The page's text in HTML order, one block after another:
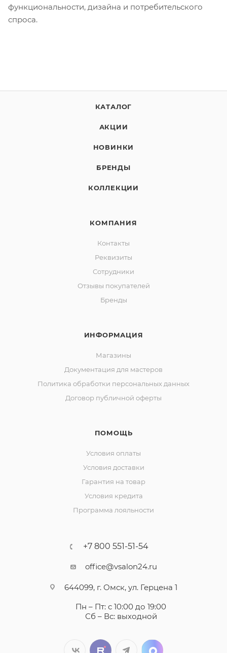
функциональности, дизайна и потребительского
спроса.
КАТАЛОГ
АКЦИИ
НОВИНКИ
БРЕНДЫ
КОЛЛЕКЦИИ
КОМПАНИЯ
Контакты
Реквизиты
Сотрудники
Отзывы покупателей
Бренды
ИНФОРМАЦИЯ
Магазины
Документация для мастеров
Политика обработки персональных данных
Договор публичной оферты
ПОМОЩЬ
Условия оплаты
Условия доставки
Гарантия на товар
Условия кредита
Программа лояльности
+7 800 551-51-54
office@vsalon24.ru
644099, г. Омск, ул. Герцена 1
Пн – Пт: с 10:00 до 19:00
Сб – Вс: выходной